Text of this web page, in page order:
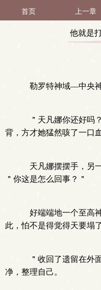
首页 上一章
他就是
勒罗特神域—中央
＂天凡娜你还好吗
背，方才她猛然咳了一口
天凡娜摆摆手，另
＂你这是怎么回事？＂
好端端地一个至高
此，怕不是得觉得天要塌了
＂收回了遗留在外
净，整理自己。